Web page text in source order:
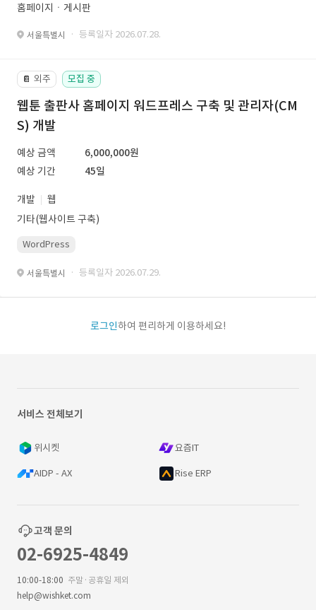
홈페이지ㆍ게시판
서울특별시 · 등록일자 2026.07.28.
📔 외주 모집 중
웹툰 출판사 홈페이지 워드프레스 구축 및 관리자(CM
S) 개발
예상 금액
6,000,000원
예상 기간
45일
개발
웹
기타(웹사이트 구축)
WordPress
서울특별시 · 등록일자 2026.07.29.
로그인하여 편리하게 이용하세요!
서비스 전체보기
위시켓 요즘IT
AIDP - AX Rise ERP
고객 문의
02-6925-4849
10:00-18:00 주말·공휴일 제외
help@wishket.com